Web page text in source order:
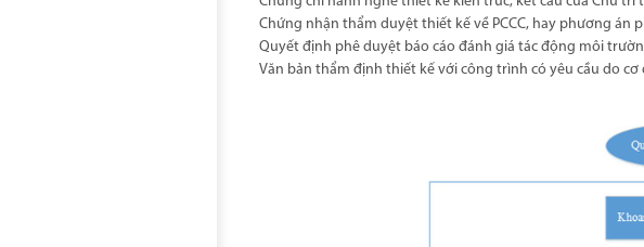
Chứng nhận thẩm duyệt thiết kế về PCCC, hay phương án
Quyết định phê duyệt báo cáo đánh giá tác động môi
Văn bản thẩm định thiết kế với công trình có yêu cầu do